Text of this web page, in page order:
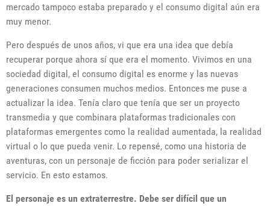
mercado tampoco estaba preparado y el consumo digital aún era
muy menor.
Pero después de unos años, vi que era una idea que debía
recuperar porque ahora sí que era el momento. Vivimos en una
sociedad digital, el consumo digital es enorme y las nuevas
generaciones consumen muchos medios. Entonces me puse a
actualizar la idea. Tenía claro que tenía que ser un proyecto
transmedia y que combinara plataformas tradicionales con
plataformas emergentes como la realidad aumentada, la realidad
virtual o lo que pueda venir. Lo repensé, como una historia de
aventuras, con un personaje de ficción para poder serializar el
servicio. En esto estamos.
El personaje es un extraterrestre. Debe ser difícil que un